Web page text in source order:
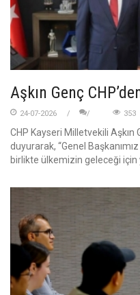
Aşkın Genç
24-07-2026 353
CHP Kayseri Milletvekili
duyurarak, “Genel
birlikte ülkemizin geleceği için